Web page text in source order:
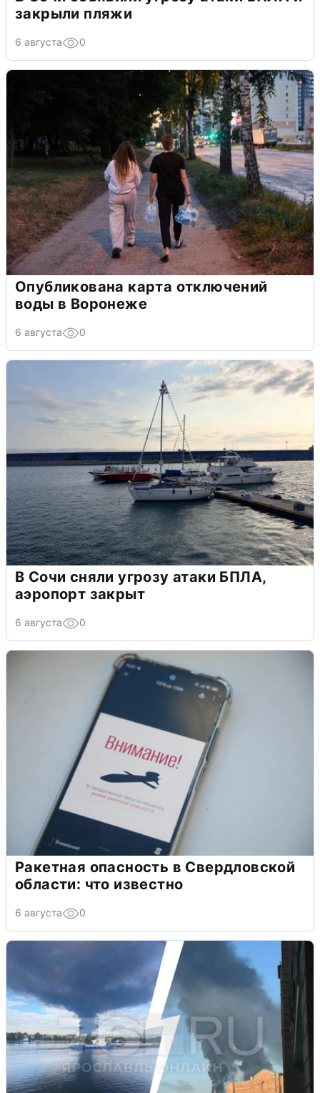
закрыли пляжи
6 августа 0
Опубликована карта отключений
воды в Воронеже
6 августа 0
В Сочи сняли угрозу атаки БПЛА,
аэропорт закрыт
6 августа 0
Ракетная опасность в Свердловской
области: что известно
6 августа 0